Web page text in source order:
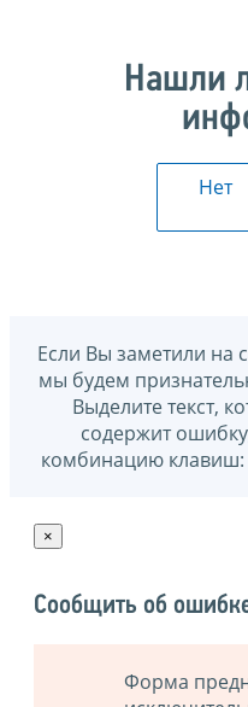
Нашли
Нет
Если Вы заметили на
мы будем
Выделите текст,
содержит
комбинацию
×
Сообщить об
Форма